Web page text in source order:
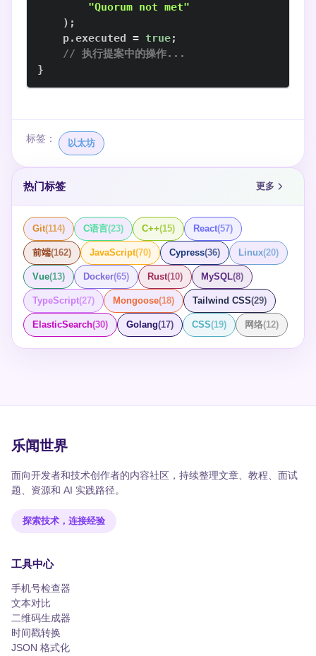
"Quorum not met"
) ;
    p
.executed = true;
// 执行提案中的操作...
}
标签： 以太坊
热门标签 更多
Git(114) C语言(23) C++(15) React(57)
前端(162) JavaScript(70) Cypress(36) Linux(20)
Vue(13) Docker(65) Rust(10) MySQL(8)
TypeScript(27) Mongoose(18) Tailwind CSS(29)
ElasticSearch(30) Golang(17) CSS(19) 网络(12)
乐闻世界
面向开发者和技术创作者的内容社区，持续整理文章、教程、面试
题、资源和 AI 实践路径。
探索技术，连接经验
工具中心
手机号检查器
文本对比
二维码生成器
时间戳转换
JSON 格式化